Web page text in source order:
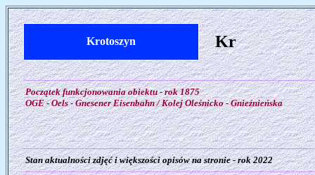
Krotoszyn Kr
Początek funkcjonowania obiektu - rok 1875
OGE - Oels - Gnesener Eisenbahn / Kolej Oleśnicko - Gnieźnieńska
Stan aktualności zdjęć i większości opisów na stronie - rok 2022